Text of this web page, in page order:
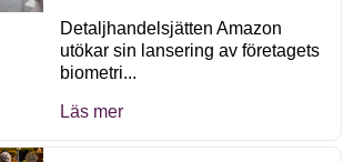
Detaljhandelsjätten Amazon
utökar sin lansering av företagets
biometri...
Läs mer